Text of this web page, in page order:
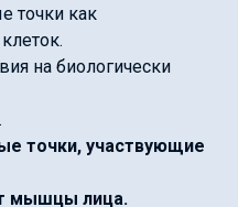
точки как
на биологически
точки, участвующие
мышцы лица.